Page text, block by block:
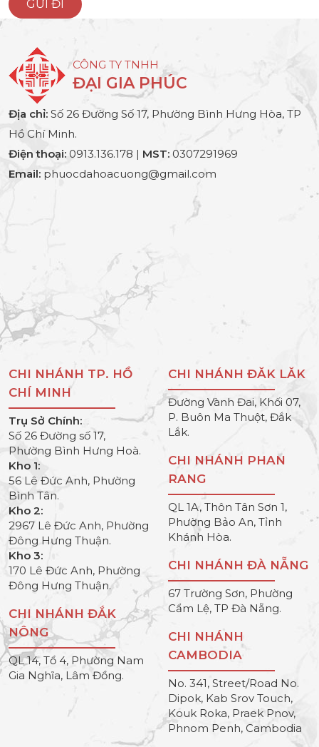
CÔNG TY TNHH
ĐẠI GIA PHÚC
Địa chỉ: Số 26 Đường Số 17, Phường Bình Hưng Hòa, TP
Hồ Chí Minh.
Điện thoại: 0913.136.178 | MST: 0307291969
Email: phuocdahoacuong@gmail.com
CHI NHÁNH TP. HỒ
CHÍ MINH
Trụ Sở Chính:
Số 26 Đường số 17,
Phường Bình Hưng Hoà.
Kho 1:
56 Lê Đức Anh, Phường
Bình Tân.
Kho 2:
2967 Lê Đức Anh, Phường
Đông Hưng Thuận.
Kho 3:
170 Lê Đức Anh, Phường
Đông Hưng Thuận.
CHI NHÁNH ĐẮK
NÔNG
QL 14, Tổ 4, Phường Nam
Gia Nghĩa, Lâm Đồng.
CHI NHÁNH ĐĂK LĂK
Đường Vành Đai, Khối 07,
P. Buôn Ma Thuột, Đắk
Lắk.
CHI NHÁNH PHAN
RANG
QL 1A, Thôn Tân Sơn 1,
Phường Bảo An, Tỉnh
Khánh Hòa.
CHI NHÁNH ĐÀ NẴNG
67 Trường Sơn, Phường
Cẩm Lệ, TP Đà Nẵng.
CHI NHÁNH
CAMBODIA
No. 341, Street/Road No.
Dipok, Kab Srov Touch,
Kouk Roka, Praek Pnov,
Phnom Penh, Cambodia